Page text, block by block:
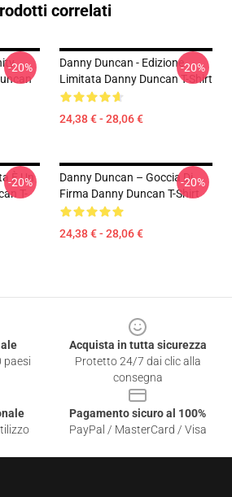
correlati
-20%
Danny Duncan - Edizione
Limitata Danny Duncan T-Shirt
24,38 € - 28,06 €
-20%
È Un
T-
-20%
Danny Duncan – Goccia Di
Firma Danny Duncan T-Shirt
24,38 € - 28,06 €
-20%
paesi
Acquista in tutta sicurezza
Protetto 24/7 dai clic alla
consegna
Pagamento sicuro al 100%
PayPal / MasterCard / Visa